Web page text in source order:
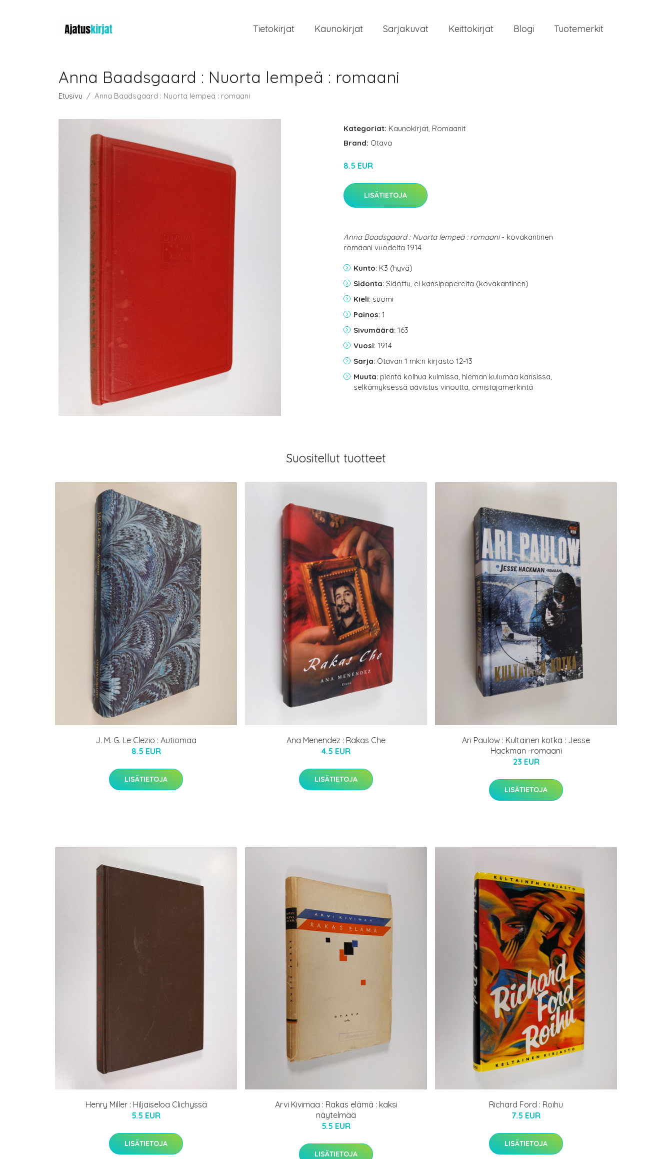
Tietokirjat Kaunokirjat Sarjakuvat Keittokirjat Blogi Tuotemerkit
Anna Baadsgaard : Nuorta lempeä : romaani
Etusivu Anna Baadsgaard : Nuorta lempeä : romaani
Kategoriat: Kaunokirjat, Romaanit
Brand: Otava
8.5 EUR
LISÄTIETOJA
Anna Baadsgaard : Nuorta lempeä : romaani- kovakantinen
romaani vuodelta 1914
Kunto: K3 (hyvä)
Sidonta: Sidottu, ei kansipapereita (kovakantinen)
Kieli: suomi
Painos: 1
Sivumäärä: 163
Vuosi: 1914
Sarja: Otavan 1 mk:n kirjasto 12-13
Muuta: pientä kolhua kulmissa, hieman kulumaa kansissa,
selkämyksessä aavistus vinoutta, omistajamerkintä
Suositellut tuotteet
J. M. G. Le Clezio : Autiomaa
8.5 EUR
LISÄTIETOJA
Ana Menendez : Rakas Che
4.5 EUR
LISÄTIETOJA
Ari Paulow : Kultainen kotka : Jesse
Hackman -romaani
23 EUR
LISÄTIETOJA
Henry Miller : Hiljaiseloa Clichyssä
5.5 EUR
LISÄTIETOJA
Arvi Kivimaa : Rakas elämä : kaksi
näytelmää
5.5 EUR
LISÄTIETOJA
Richard Ford : Roihu
7.5 EUR
LISÄTIETOJA